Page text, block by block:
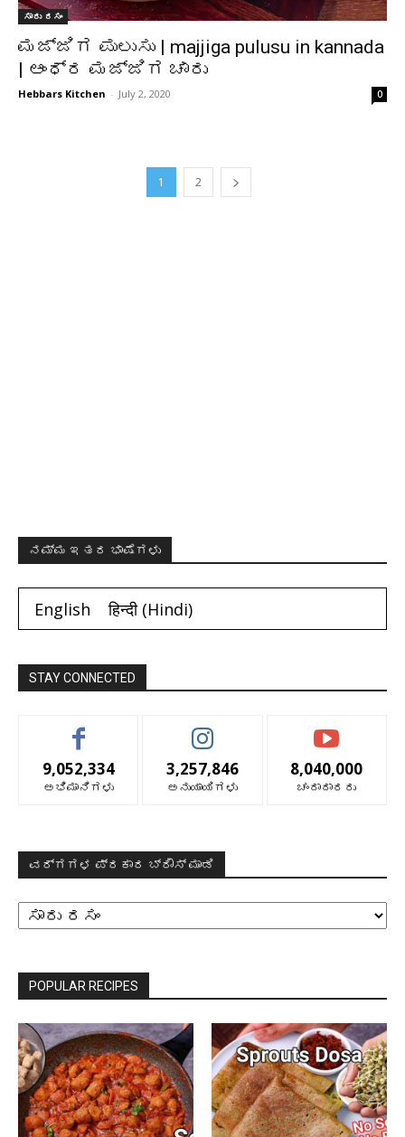
ಸಾರು ರಸಂ
ಮಜ್ಜಿಗ ಪುಲುಸು | majjiga pulusu in kannada
| ಆಂಧ್ರ ಮಜ್ಜಿಗ ಚಾರು
Hebbars Kitchen - July 2, 2020 0
1 2
ನಮ್ಮ ಇತರ ಭಾಷೆಗಳು
English हिन्दी(Hindi)
STAY CONNECTED
9,052,334
ಅಭಿಮಾನಿಗಳು
3,257,846
ಅನುಯಾಯಿಗಳು
8,040,000
ಚಂದಾದಾರರು
ವರ್ಗಗಳ ಪ್ರಕಾರ ಬ್ರೌಸ್ ಮಾಡಿ
ವರ್ಗಗಳ
ಪ್ರಕಾರ
ಬ್ರೌಸ್
POPULAR RECIPES